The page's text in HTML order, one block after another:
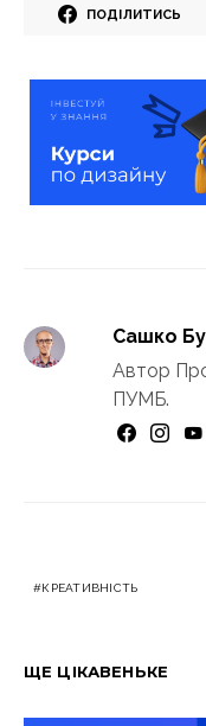
ПОДІЛИТИСЬ
Сашко
Автор
ПУМБ.
КРЕАТИВНІСТЬ
ЩЕ ЦІКАВЕНЬКЕ